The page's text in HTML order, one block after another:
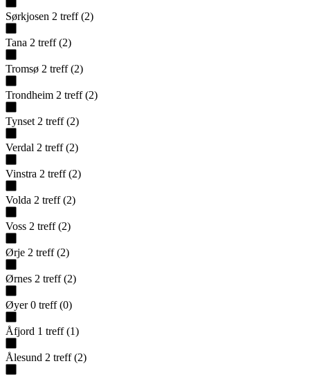
Sørkjosen 2 treff (2)
Tana 2 treff (2)
Tromsø 2 treff (2)
Trondheim 2 treff (2)
Tynset 2 treff (2)
Verdal 2 treff (2)
Vinstra 2 treff (2)
Volda 2 treff (2)
Voss 2 treff (2)
Ørje 2 treff (2)
Ørnes 2 treff (2)
Øyer 0 treff (0)
Åfjord 1 treff (1)
Ålesund 2 treff (2)